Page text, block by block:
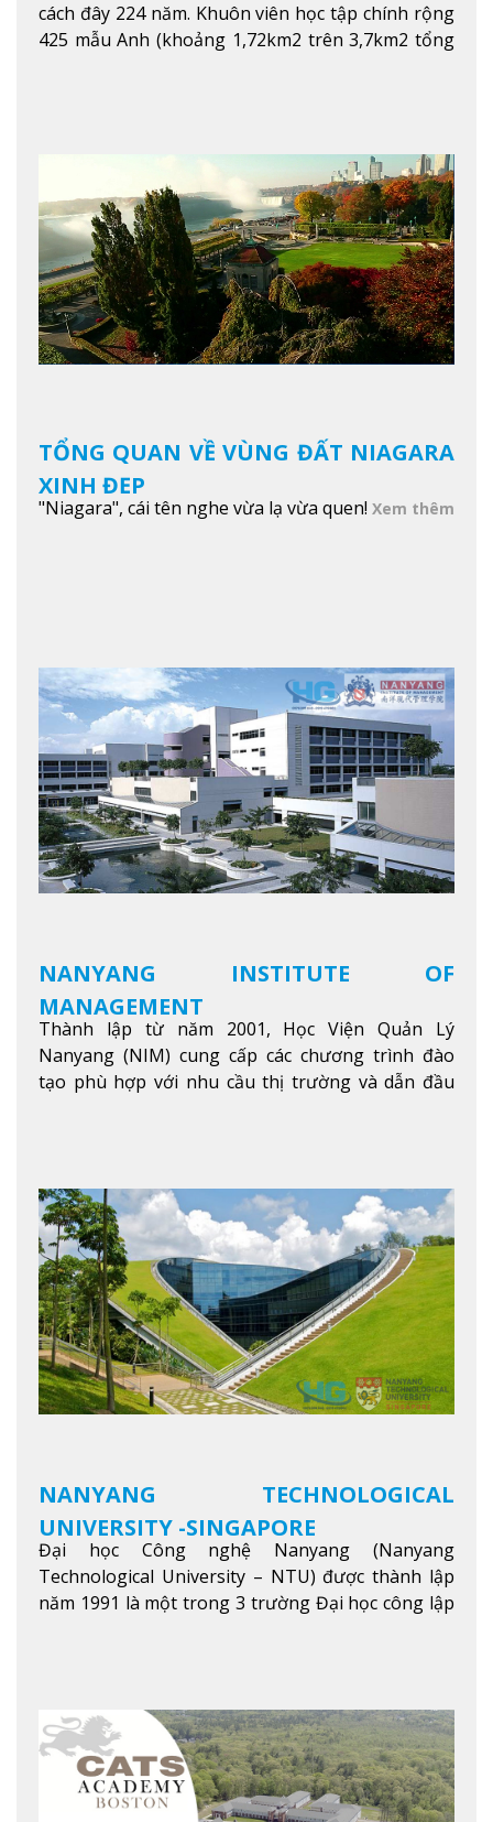
cách đây 224 năm. Khuôn viên học tập chính rộng
425 mẫu Anh (khoảng 1,72km2 trên 3,7km2 tổng
TỔNG QUAN VỀ VÙNG ĐẤT NIAGARA
XINH ĐẸP
"Niagara", cái tên nghe vừa lạ vừa quen! Xem thêm
NANYANG INSTITUTE OF
MANAGEMENT
Thành lập từ năm 2001, Học Viện Quản Lý
Nanyang (NIM) cung cấp các chương trình đào
tạo phù hợp với nhu cầu thị trường và dẫn đầu
học tập và nghiên cứu chất lượng nhằm nâng cao
kỹ năng, kiến thức và năng lực của sinh viên và các
đối tác của trườngXem thêm
NANYANG TECHNOLOGICAL
UNIVERSITY -SINGAPORE
Đại học Công nghệ Nanyang (Nanyang
Technological University – NTU) được thành lập
năm 1991 là một trong 3 trường Đại học công lập
Khoa học máy tính…Trường cũng được bình chọn
là một trong những ngôi trường đáng học nhất
trong khu vực các nước ASEAN và Châu Á.Xem
thêm